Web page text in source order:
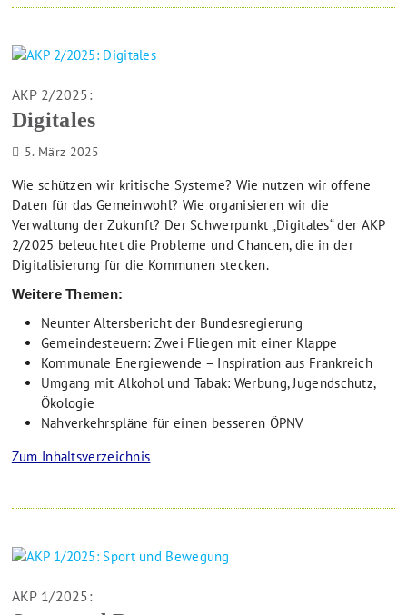
AKP 2/2025:
Digitales
5. März 2025
Wie schützen wir kritische Systeme? Wie nutzen wir offene
Daten für das Gemeinwohl? Wie organisieren wir die
Verwaltung der Zukunft? Der Schwerpunkt „Digitales“ der AKP
2/2025 beleuchtet die Probleme und Chancen, die in der
Digitalisierung für die Kommunen stecken.
Weitere Themen:
Neunter Altersbericht der Bundesregierung
Gemeindesteuern: Zwei Fliegen mit einer Klappe
Kommunale Energiewende – Inspiration aus Frankreich
Umgang mit Alkohol und Tabak: Werbung, Jugendschutz,
Ökologie
Nahverkehrspläne für einen besseren ÖPNV
Zum Inhaltsverzeichnis
AKP 1/2025: